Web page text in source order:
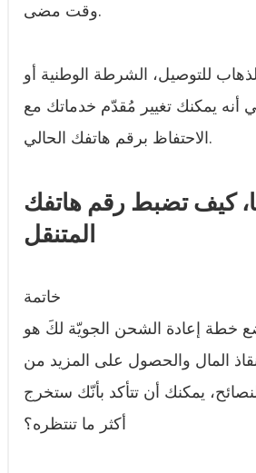
وقت مضى.
للتوصيل، الشرطة الوطنية أو
أنه يمكنك تغيير مُقدّم خدماتك مع
الاحتفاظ برقم هاتفك الحالي.
كيف تضبط رقم هاتفك
المتنقل
خاتمة
خطة إعادة الشحن الجويّة لكَ هو
المال والحصول على المزيد من
يمكنك أن تتأكد بأنّك ستخرج
أكثر ما تنتظره؟